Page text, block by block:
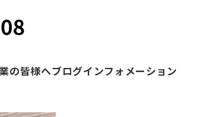
の皆様へブログインフォメーション